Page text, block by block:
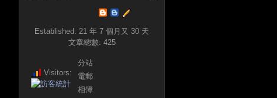
Established: 21 年 7 個月又 30 天
文章總數: 425
Visitors:
分站
電郵
相簿